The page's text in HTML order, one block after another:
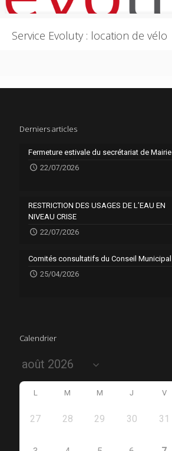
Service Evoluty : location de vélo
Derniers articles
Fermeture estivale du secrétariat de Mairie
22/07/2026
RESTRICTION DES USAGES DE L’EAU EN
NIVEAU CRISE
22/07/2026
Comités consultatifs du Conseil Municipal
25/04/2026
Calendrier
L M M J V
27 28 29 30 31